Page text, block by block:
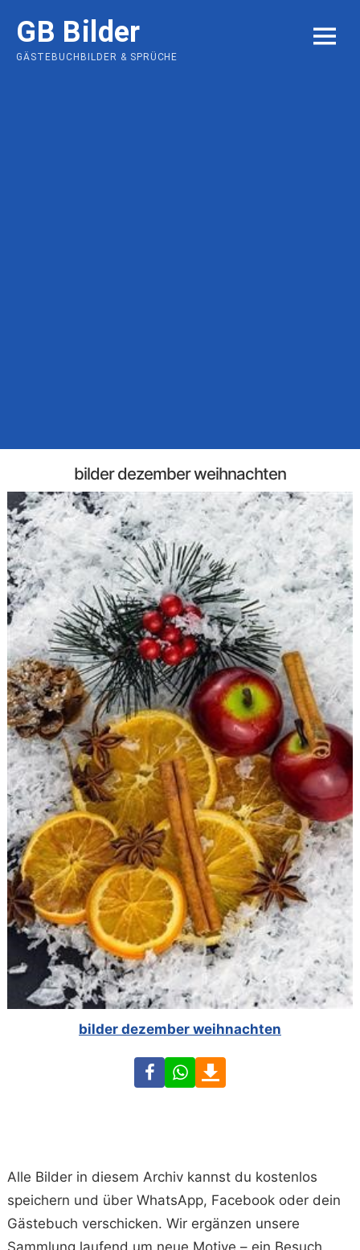
content
GB Bilder
GÄSTEBUCHBILDER & SPRÜCHE
MENU
bilder dezember weihnachten
bilder dezember weihnachten
FacebookWhatsApp
Alle Bilder in diesem Archiv kannst du kostenlos
speichern und über WhatsApp, Facebook oder dein
Gästebuch verschicken. Wir ergänzen unsere